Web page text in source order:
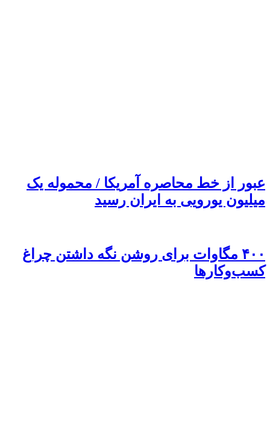
عبور از خط محاصره آمریکا / محموله یک
میلیون یورویی به ایران رسید
۴۰۰ مگاوات برای روشن نگه داشتن چراغ
کسب‌وکار‌ها